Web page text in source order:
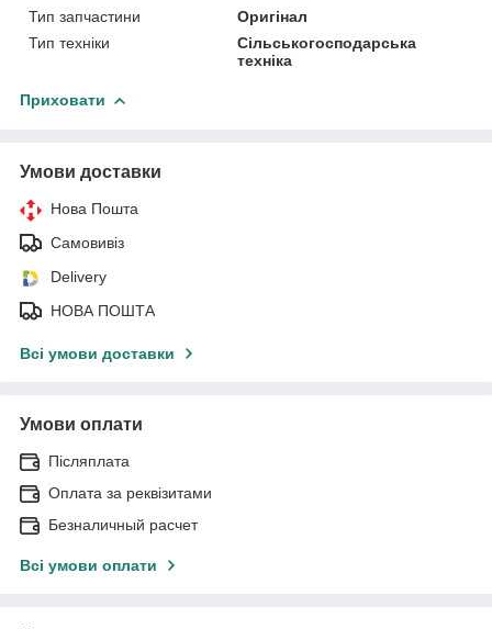
Тип запчастини
Оригінал
Тип техніки
Сільськогосподарська
техніка
Приховати
Умови доставки
Нова Пошта
Самовивіз
Delivery
НОВА ПОШТА
Всі умови доставки
Умови оплати
Післяплата
Оплата за реквізитами
Безналичный расчет
Всі умови оплати